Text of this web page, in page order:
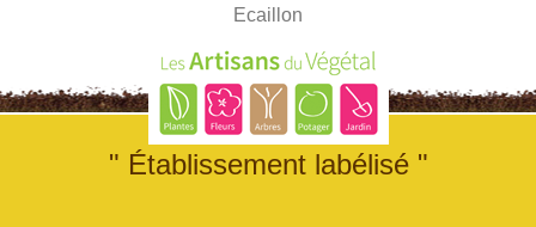
Ecaillon
" Établissement labélisé "